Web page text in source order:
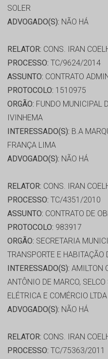
SOLER
ADVOGADO(S): NÃO HÁ
RELATOR: CONS. IRAN
PROCESSO: TC/9624/2014
ASSUNTO: CONTRATO
PROTOCOLO: 1510975
ORGÃO: FUNDO MUNICIPAL
IVINHEMA
INTERESSADO(S): B.A
FRANÇA LIMA
ADVOGADO(S): NÃO HÁ
RELATOR: CONS. IRAN
PROCESSO: TC/4351/2010
ASSUNTO: CONTRATO DE
PROTOCOLO: 983917
ORGÃO: SECRETARIA
TRANSPORTE E
INTERESSADO(S): AMILTON
ANTÔNIO DE MARCO,
ELÉTRICA E COMÉRCIO LTDA
ADVOGADO(S): NÃO HÁ
RELATOR: CONS. IRAN
PROCESSO: TC/75363/2011